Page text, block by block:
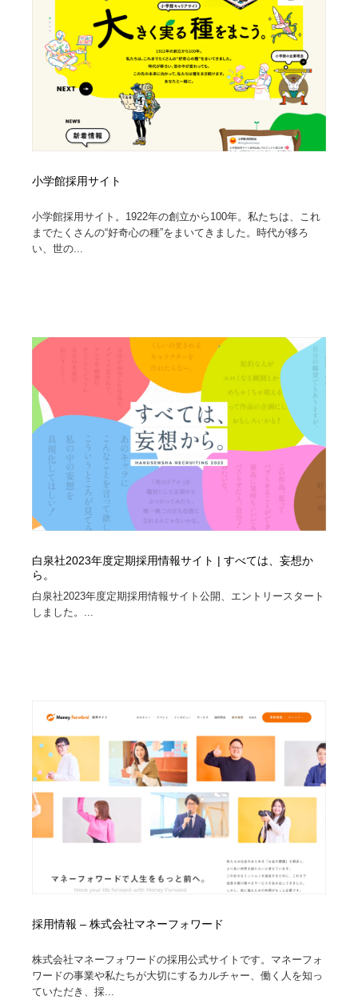
小学館採用サイト
小学館採用サイト。1922年の創立から100年。私たちは、これ
までたくさんの“好奇心の種”をまいてきました。時代が移ろ
い、世の...
白泉社2023年度定期採用情報サイト | すべては、妄想か
ら。
白泉社2023年度定期採用情報サイト公開、エントリースタート
しました。...
採用情報 – 株式会社マネーフォワード
株式会社マネーフォワードの採用公式サイトです。マネーフォ
ワードの事業や私たちが大切にするカルチャー、働く人を知っ
ていただき、採...